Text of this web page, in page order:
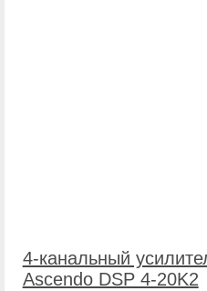
4-канальный
Ascendo DSP 4-20K2